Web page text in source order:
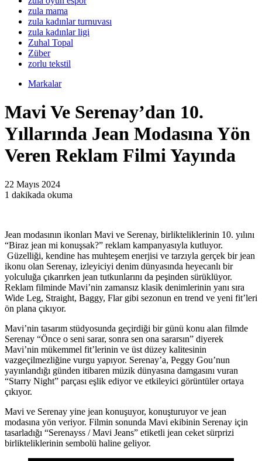
zula mama
zula kadınlar turnuvası
zula kadınlar ligi
Zuhal Topal
Züber
zorlu tekstil
Markalar
Mavi Ve Serenay’dan 10.
Yıllarında Jean Modasına Yön
Veren Reklam Filmi Yayında
22 Mayıs 2024
1 dakikada okuma
Jean modasının ikonları Mavi ve Serenay, birlikteliklerinin 10. yılını
“Biraz jean mi konuşsak?” reklam kampanyasıyla kutluyor.
Güzelliği, kendine has muhteşem enerjisi ve tarzıyla gerçek bir jean
ikonu olan Serenay, izleyiciyi denim dünyasında heyecanlı bir
yolculuğa çıkarırken jean tutkunlarını da peşinden sürüklüyor.
Reklam filminde Mavi’nin zamansız klasik denimlerinin yanı sıra
Wide Leg, Straight, Baggy, Flar gibi sezonun en trend ve yeni fit’leri
ön plana çıkıyor.
Mavi’nin tasarım stüdyosunda geçirdiği bir günü konu alan filmde
Serenay “Önce o seni sarar, sonra sen ona sararsın” diyerek
Mavi’nin mükemmel fit’lerinin ve üst düzey kalitesinin
vazgeçilmezliğine vurgu yapıyor. Serenay’a, Peggy Gou’nun
yayınlandığı günden itibaren müzik dünyasına damgasını vuran
“Starry Night” parçası eşlik ediyor ve etkileyici görüntüler ortaya
çıkıyor.
Mavi ve Serenay yine jean konuşuyor, konuşturuyor ve jean
modasına yön veriyor. Filmin sonunda Mavi ekibinin Serenay için
tasarladığı “Serenayss / Mavi Jeans” etiketli jean ceket sürprizi
birlikteliklerinin sembolü haline geliyor.